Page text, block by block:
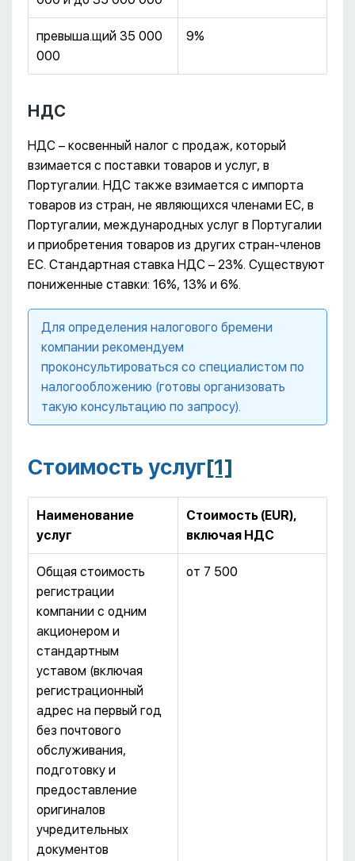
превыша.щий 35 000
000
9%
НДС
НДС – косвенный налог с продаж, который
взимается с поставки товаров и услуг, в
Португалии. НДС также взимается с импорта
товаров из стран, не являющихся членами ЕС, в
Португалии, международных услуг в Португалии
и приобретения товаров из других стран-членов
ЕС. Стандартная ставка НДС – 23%. Существуют
пониженные ставки: 16%, 13% и 6%.
Для определения налогового бремени
компании рекомендуем
проконсультироваться со специалистом по
налогообложению (готовы организовать
такую консультацию по запросу).
Стоимость услуг[1]
Наименование
услуг
Стоимость (EUR),
включая НДС
Общая стоимость
регистрации
компании с одним
акционером и
стандартным
уставом (включая
регистрационный
адрес на первый год
без почтового
обслуживания,
подготовку и
предоставление
оригиналов
учредительных
документов
от 7 500